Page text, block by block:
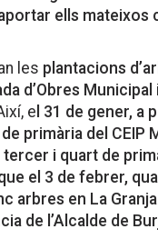
ells mateixos
les plantacions
d’Obres Municipal
e l 31 de gener, a
primària del CEIP
i quart de
el 3 de febrer,
arbres en La
de l’Alcalde de